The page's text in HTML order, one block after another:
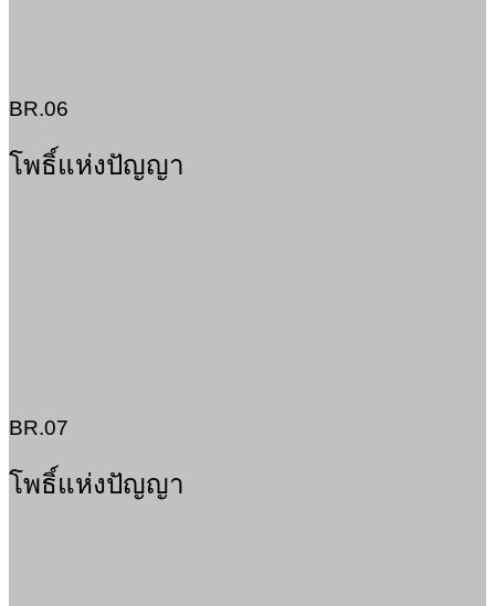
BR.06
โพธิ์แห่งปัญญา
BR.07
โพธิ์แห่งปัญญา